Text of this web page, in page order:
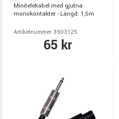
Minitelekabel med gjutna
monokontakter - Längd: 1,5m
Artikelnummer 3903125
65 kr